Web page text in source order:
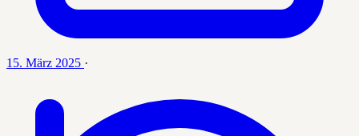
15. März 2025 ·